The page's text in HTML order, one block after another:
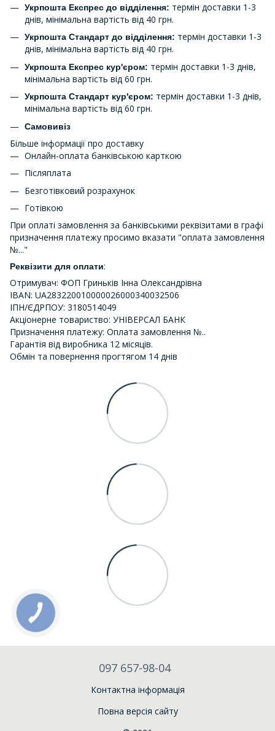
Укрпошта Експрес до відділення: термін доставки 1-3
днів, мінімальна вартість від 40 грн.
Укрпошта Стандарт до відділення: термін доставки 1-3
днів, мінімальна вартість від 40 грн.
Укрпошта Експрес кур'єром: термін доставки 1-3 днів,
мінімальна вартість від 60 грн.
Укрпошта Стандарт кур'єром: термін доставки 1-3 днів,
мінімальна вартість від 60 грн.
Самовивіз
Більше інформації про доставку
Онлайн-оплата банківською карткою
Післяплата
Безготівковий розрахунок
Готівкою
При оплаті замовлення за банківськими реквізитами в графі
призначення платежу просимо вказати "оплата замовлення
№..."
Реквізити для оплати:
Отримувач: ФОП Гриньків Інна Олександрівна
IBAN: UA283220010000026000340032506
ІПН/ЄДРПОУ: 3180514049
Акціонерне товариство: УНІВЕРСАЛ БАНК
Призначення платежу: Оплата замовлення №..
Гарантія від виробника 12 місяців.
Обмін та повернення прогтягом 14 днів
097 657-98-04
Контактна інформація
Повна версія сайту